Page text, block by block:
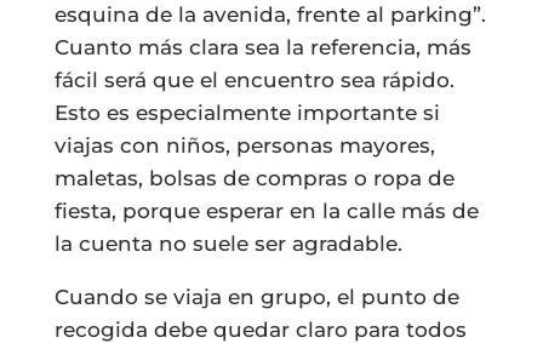
esquina de la avenida, frente al parking”.
Cuanto más clara sea la referencia, más
fácil será que el encuentro sea rápido.
Esto es especialmente importante si
viajas con niños, personas mayores,
maletas, bolsas de compras o ropa de
fiesta, porque esperar en la calle más de
la cuenta no suele ser agradable.
Cuando se viaja en grupo, el punto de
recogida debe quedar claro para todos